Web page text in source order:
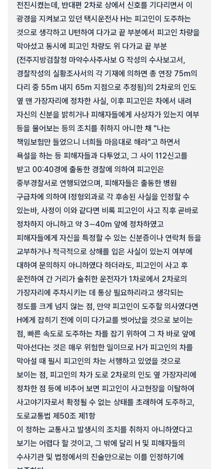
전진시켰는데, 반대편 2차로 상에서 신호를 기다리면서 이
광경을 지켜보고 있던 택시운전사 H는 피고인이 도주하는
것으로 생각하고 U턴하여 다가교 끝 부분에서 피고인 차량을
막아섰고 동시에 피고인 차량도 위 다가교 끝 부분
(전주지방검찰청 마약수사주사보 G 작성의 수사보고서,
경찰작성의 실황조사서의 각 기재에 의하면 총 연장 75m의
다리 중 55m 내지 65m 지점으로 추정됨)의 2차로의 인도
옆 맨 가장자리에 정차한 사실, 이후 피고인은 차에서 내려
자신의 신분을 밝히거나 피해자들에게 사상자가 있는지 여부
등을 물어보는 등의 조치를 취하지 아니한 채 "나는
책임보험만 들었으니 너희들 마음대로 해라"고 하면서
욕설을 하는 등 피해자들과 다투었고, 그 사이 112신고를
받고 00:40경에 출동한 경찰에 의하여 피고인은
중부경찰서로 연행되었으며, 피해자들은 출동한 병원
구급차에 의하여 I정형외과로 각 후송된 사실을 인정할 수
있는바, 사정이 이와 같다면 비록 피고인이 사고 직후 곧바로
정차하지 아니하고 약 3∼40m 앞에 정차하였고
피해자들에게 자신을 특정할 수 있는 신분증이나 연락처 등을
교부하거나 적극적으로 상해를 입은 사실이 있는지 여부에
대하여 문의하지 아니하였다 하더라도, 피고인이 사고 후
운전하여 간 거리가 술취한 운전자가 1차로에서 2차로의
가장자리에 주차시키는 데 통상 필요하리라고 생각되는
정도를 크게 넘지 않는 점, 만약 피고인이 도주할 의사였다면
H에게 잡히기 전에 이미 다가교를 벗어났을 것으로 보이는
점, 빠른 속도로 도주하는 차를 잡기 위하여 그 차 바로 앞에
막아선다는 것은 매우 위험한 일이므로 H가 피고인의 차를
막아설 때 필시 피고인의 차는 서행하고 있었을 것으로
보이는 점, 피고인의 차가 도로 2차로의 인도 옆 가장자리에
정차한 점 등에 비추어 보면 피고인이 사고현장을 이탈하여
사고야기자로서 확정될 수 없는 상태를 초래하여 도주하고,
도로교통법 제50조 제1항
이 정하는 교통사고 발생시의 조치를 취하지 아니하였다고
보기는 어렵다 할 것이고, 그 밖에 달리 H 및 피해자들의
수사기관 및 법정에서의 진술만으로는 이를 인정하기에